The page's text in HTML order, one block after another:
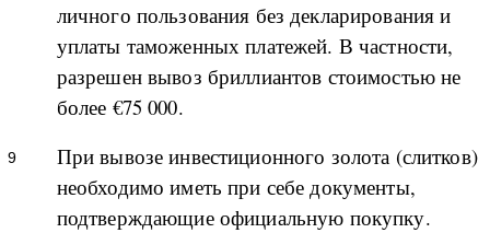
личного пользования без декларирования и
уплаты таможенных платежей. В частности,
разрешен вывоз бриллиантов стоимостью не
более €75 000.
При вывозе инвестиционного золота (слитков)
необходимо иметь при себе документы,
подтверждающие официальную покупку.